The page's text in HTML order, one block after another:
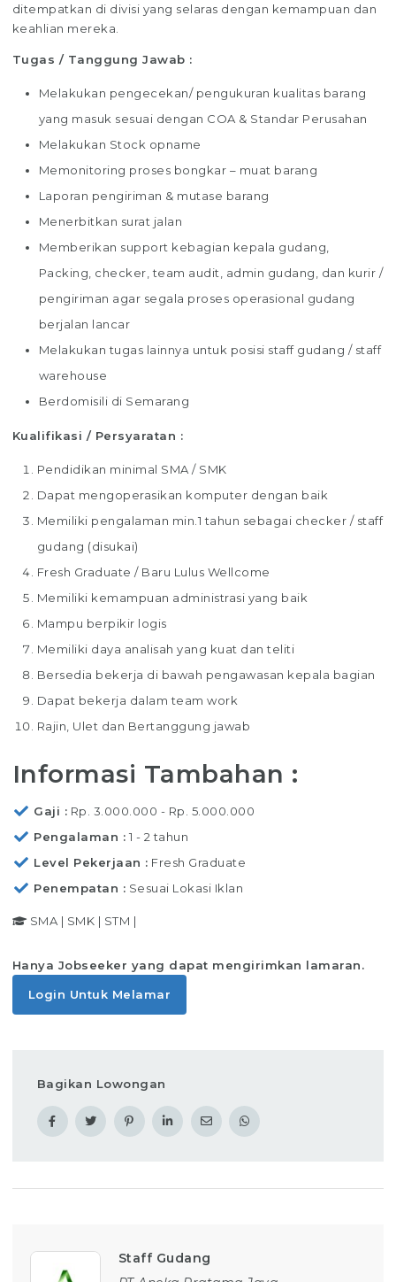
ditempatkan di divisi yang selaras dengan kemampuan dan
keahlian mereka.
Tugas / Tanggung Jawab :
Melakukan pengecekan/ pengukuran kualitas barang
yang masuk sesuai dengan COA & Standar Perusahan
Melakukan Stock opname
Memonitoring proses bongkar – muat barang
Laporan pengiriman & mutase barang
Menerbitkan surat jalan
Memberikan support kebagian kepala gudang,
Packing, checker, team audit, admin gudang, dan kurir /
pengiriman agar segala proses operasional gudang
berjalan lancar
Melakukan tugas lainnya untuk posisi staff gudang / staff
warehouse
Berdomisili di Semarang
Kualifikasi / Persyaratan :
Pendidikan minimal SMA / SMK
Dapat mengoperasikan komputer dengan baik
Memiliki pengalaman min.1 tahun sebagai checker / staff
gudang (disukai)
Fresh Graduate / Baru Lulus Wellcome
Memiliki kemampuan administrasi yang baik
Mampu berpikir logis
Memiliki daya analisah yang kuat dan teliti
Bersedia bekerja di bawah pengawasan kepala bagian
Dapat bekerja dalam team work
Rajin, Ulet dan Bertanggung jawab
Informasi Tambahan :
Gaji
Rp. 3.000.000 - Rp. 5.000.000
Pengalaman
1 - 2 tahun
Level Pekerjaan
Fresh Graduate
Penempatan
Sesuai Lokasi Iklan
SMA | SMK | STM |
Hanya Jobseeker yang dapat mengirimkan lamaran.
Login Untuk Melamar
Bagikan Lowongan
Staff Gudang